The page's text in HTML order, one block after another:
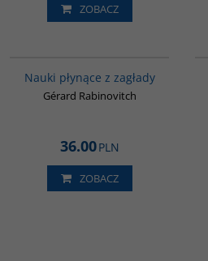
ZOBACZ
Nauki płynące z zagłady
Gérard Rabinovitch
36.00PLN
ZOBACZ